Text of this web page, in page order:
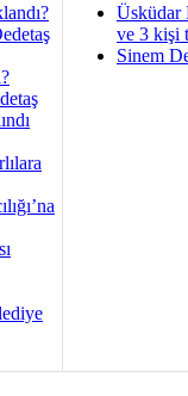
Üsküdar
ve 3 kişi
Sinem